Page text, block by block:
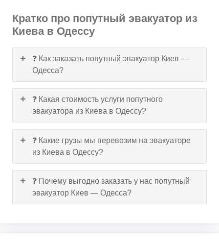
Кратко про попутный эвакуатор из
Киева в Одессу
❓ Как заказать попутный эвакуатор Киев —
Одесса?
❓ Какая стоимость услуги попутного
эвакуатора из Киева в Одессу?
❓ Какие грузы мы перевозим на эвакуаторе
из Киева в Одессу?
❓ Почему выгодно заказать у нас попутный
эвакуатор Киев — Одесса?